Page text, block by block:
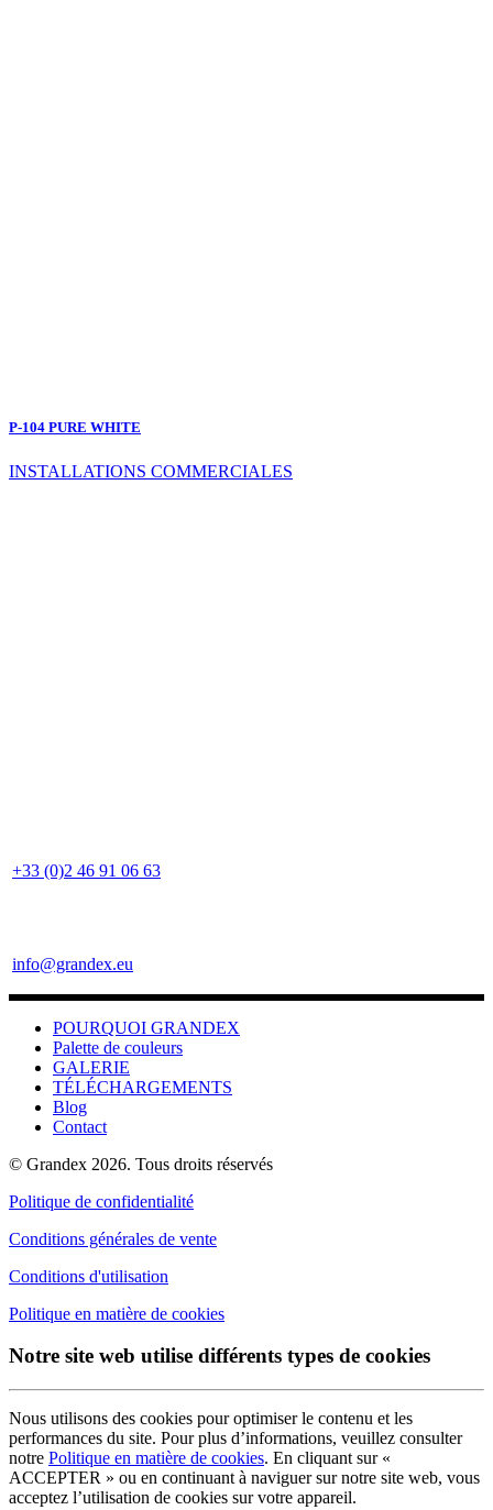
P-104 PURE WHITE
INSTALLATIONS COMMERCIALES
+33 (0)2 46 91 06 63
info@grandex.eu
POURQUOI GRANDEX
Palette de couleurs
GALERIE
TÉLÉCHARGEMENTS
Blog
Contact
© Grandex 2026. Tous droits réservés
Politique de confidentialité
Conditions générales de vente
Conditions d'utilisation
Politique en matière de cookies
Notre site web utilise différents types de cookies
Nous utilisons des cookies pour optimiser le contenu et les
performances du site. Pour plus d’informations, veuillez consulter
notre Politique en matière de cookies. En cliquant sur «
ACCEPTER » ou en continuant à naviguer sur notre site web, vous
acceptez l’utilisation de cookies sur votre appareil.